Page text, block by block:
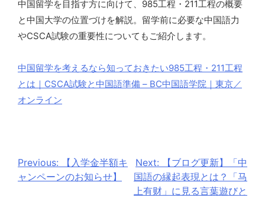
中国留学を目指す方に向けて、985工程・211工程の概要
と中国大学の位置づけを解説。留学前に必要な中国語力
やCSCA試験の重要性についてもご紹介します。
中国留学を考えるなら知っておきたい985工程・211工程
とは｜CSCA試験と中国語準備 – BC中国語学院｜東京／
オンライン
投
稿
Previous:
【入学金半額キ
ャンペーンのお知らせ】
Next:
【ブログ更新】「中
国語の縁起表現とは？「马
上有财」に見る言葉遊びと